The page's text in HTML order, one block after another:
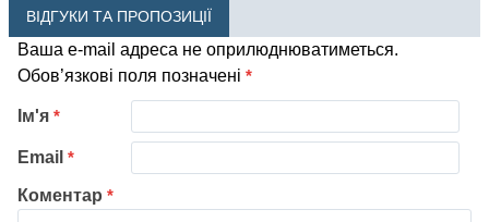
ВІДГУКИ ТА ПРОПОЗИЦІЇ
Ваша e-mail адреса не оприлюднюватиметься.
Обов’язкові поля позначені *
Коментар *
Ім'я *
Email *